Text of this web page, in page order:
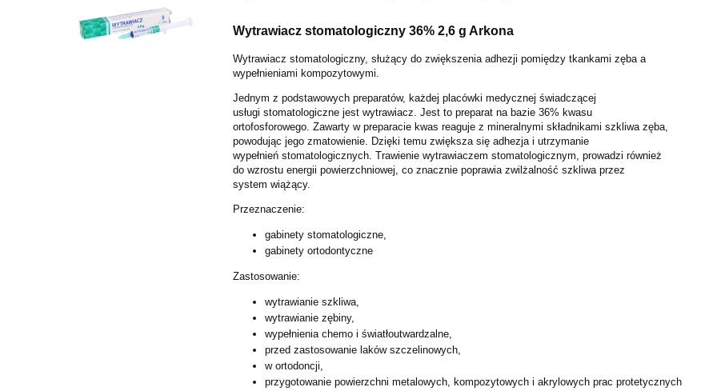
Wytrawiacz stomatologiczny 36% 2,6 g Arkona
Wytrawiacz stomatologiczny, służący do zwiększenia adhezji pomiędzy tkankami zęba a
wypełnieniami kompozytowymi.
Jednym z podstawowych preparatów, każdej placówki medycznej świadczącej
usługistomatologiczne jest wytrawiacz. Jest to preparat na bazie 36% kwasu
ortofosforowego.Zawarty w preparacie kwas reaguje z mineralnymi składnikami szkliwa zęba,
powodującjego zmatowienie. Dzięki temu zwiększa się adhezja i utrzymanie
wypełnieństomatologicznych. Trawienie wytrawiaczem stomatologicznym, prowadzi również
dowzrostu energii powierzchniowej, co znacznie poprawia zwilżalność szkliwa przez
systemwiążący.
Przeznaczenie:
gabinety stomatologiczne,
gabinety ortodontyczne
Zastosowanie:
wytrawianie szkliwa,
wytrawianie zębiny,
wypełnienia chemo i światłoutwardzalne,
przed zastosowanie laków szczelinowych,
w ortodoncji,
przygotowanie powierzchni metalowych, kompozytowych i akrylowych pracprotetycznych